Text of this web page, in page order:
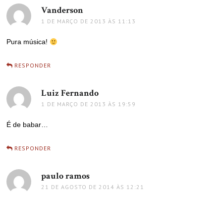
Vanderson
1 DE MARÇO DE 2013 ÀS 11:13
Pura música!
RESPONDER
Luiz Fernando
1 DE MARÇO DE 2013 ÀS 19:59
É de babar…
RESPONDER
paulo ramos
21 DE AGOSTO DE 2014 ÀS 12:21